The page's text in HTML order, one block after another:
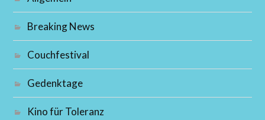
Breaking News
Couchfestival
Gedenktage
Kino für Toleranz